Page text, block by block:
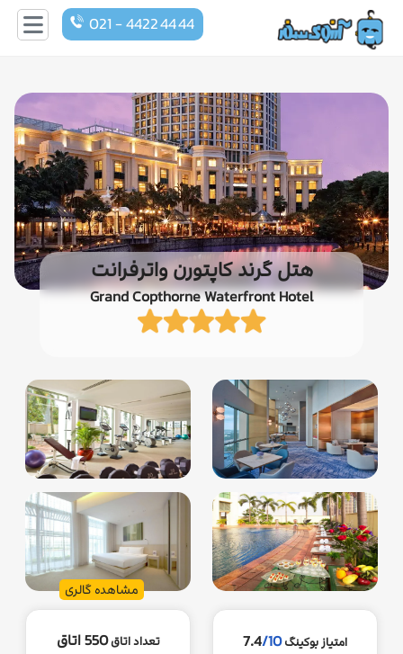
021 - 4422 44 44
هتل گرند کاپتورن واترفرانت
Grand Copthorne Waterfront Hotel
مشاهده گالری
امتیاز بوکینگ 7.4/10 تعداد اتاق550 اتاق